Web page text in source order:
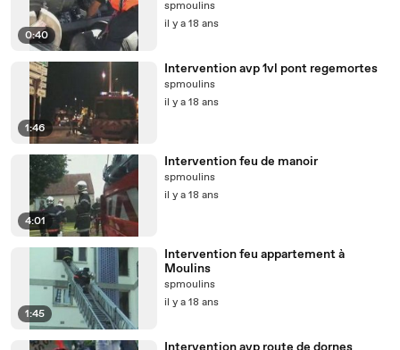
0:40
spmoulins
il y a 18 ans
1:46
Intervention avp 1vl pont regemortes
spmoulins
il y a 18 ans
4:01
Intervention feu de manoir
spmoulins
il y a 18 ans
1:45
Intervention feu appartement à
Moulins
spmoulins
il y a 18 ans